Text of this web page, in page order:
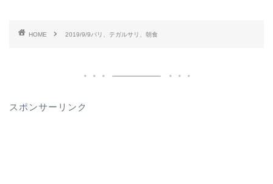
HOME 2019/9/9バリ、テガルサリ、朝食
スポンサーリンク